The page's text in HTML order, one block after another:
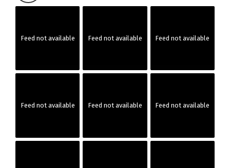
シ
ョ
Feed not available Feed not available Feed not available
Feed not available Feed not available Feed not available